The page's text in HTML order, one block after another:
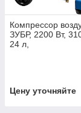
Компрессор
ЗУБР, 2200 Вт,
24 л,
Цену уточняйте